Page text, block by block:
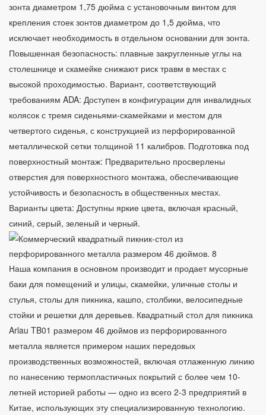
зонта диаметром 1,75 дюйма с установочным винтом для
крепления стоек зонтов диаметром до 1,5 дюйма, что
исключает необходимость в отдельном основании для зонта.
Повышенная безопасность: плавные закругленные углы на
столешнице и скамейке снижают риск травм в местах с
высокой проходимостью. Вариант, соответствующий
требованиям ADA: Доступен в конфигурации для инвалидных
колясок с тремя сиденьями-скамейками и местом для
четвертого сиденья, с конструкцией из перфорированной
металлической сетки толщиной 11 калибров. Подготовка под
поверхностный монтаж: Предварительно просверлены
отверстия для поверхностного монтажа, обеспечивающие
устойчивость и безопасность в общественных местах.
Варианты цвета: Доступны яркие цвета, включая красный,
синий, серый, зеленый и черный.
Наша компания в основном производит и продает мусорные
баки для помещений и улицы, скамейки, уличные столы и
стулья, столы для пикника, кашпо, столбики, велосипедные
стойки и решетки для деревьев. Квадратный стол для пикника
Arlau TB01 размером 46 дюймов из перфорированного
металла является примером наших передовых
производственных возможностей, включая отлаженную линию
по нанесению термопластичных покрытий с более чем 10-
летней историей работы — одно из всего 2-3 предприятий в
Китае, использующих эту специализированную технологию.